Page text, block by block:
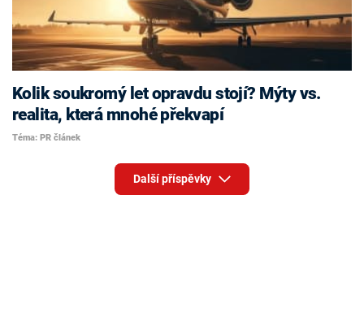
Kolik soukromý let opravdu stojí? Mýty vs.
realita, která mnohé překvapí
Téma: PR článek
Další příspěvky